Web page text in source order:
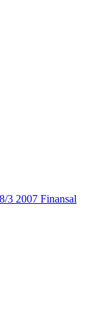
3 2007 Finansal